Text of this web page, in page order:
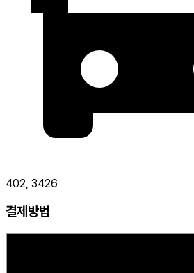
402, 3426
결제방법